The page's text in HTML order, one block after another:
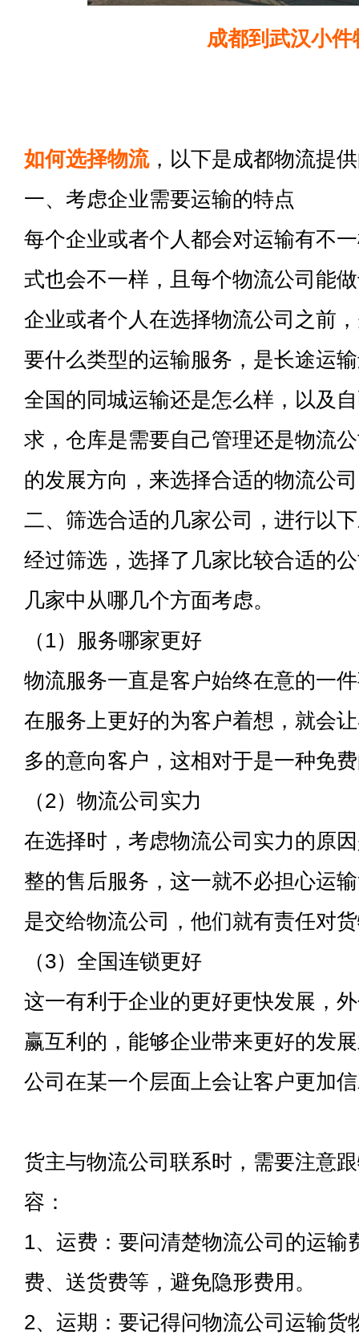
成都到武汉小件
如何选择物流，以下是成都物流提
一、考虑企业需要运输的特点
每个企业或者个人都会对运输有不
式也会不一样，且每个物流公司能
企业或者个人在选择物流公司之前
要什么类型的运输服务，是长途运
全国的同城运输还是怎么样，以及
求，仓库是需要自己管理还是物流
的发展方向，来选择合适的物流公
二、筛选合适的几家公司，进行以
经过筛选，选择了几家比较合适的
几家中从哪几个方面考虑。
（1）服务哪家更好
物流服务一直是客户始终在意的一
在服务上更好的为客户着想，就会
多的意向客户，这相对于是一种免
（2）物流公司实力
在选择时，考虑物流公司实力的原
整的售后服务，这一就不必担心运
是交给物流公司，他们就有责任对
（3）全国连锁更好
这一有利于企业的更好更快发展，
赢互利的，能够企业带来更好的发
公司在某一个层面上会让客户更加
货主与物流公司联系时，需要注意
容：
1、运费：要问清楚物流公司的运输
费、送货费等，避免隐形费用。
2、运期：要记得问物流公司运输货